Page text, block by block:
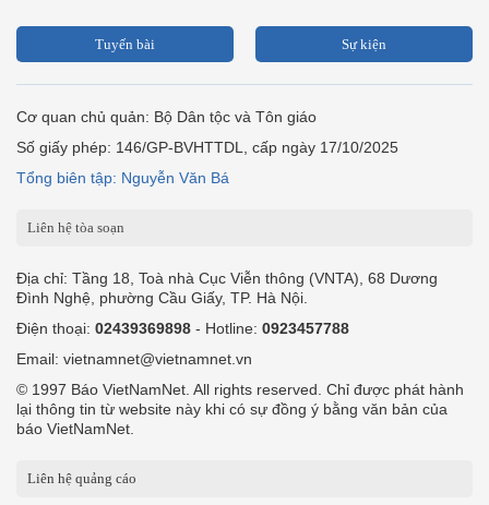
Tuyến bài Sự kiện
Cơ quan chủ quản: Bộ Dân tộc và Tôn giáo
Số giấy phép: 146/GP-BVHTTDL, cấp ngày 17/10/2025
Tổng biên tập: Nguyễn Văn Bá
Liên hệ tòa soạn
Địa chỉ: Tầng 18, Toà nhà Cục Viễn thông (VNTA), 68 Dương
Đình Nghệ, phường Cầu Giấy, TP. Hà Nội.
Điện thoại: 02439369898 - Hotline: 0923457788
Email: vietnamnet@vietnamnet.vn
© 1997 Báo VietNamNet. All rights reserved. Chỉ được phát hành
lại thông tin từ website này khi có sự đồng ý bằng văn bản của
báo VietNamNet.
Liên hệ quảng cáo